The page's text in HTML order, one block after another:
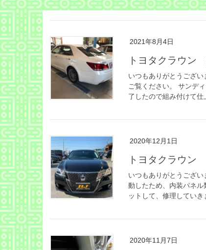
2021年8月4日
トヨタクラウン
いつもありがとうござい
ご覧ください。 サンデ
了したので組み付けて
2020年12月1日
トヨタクラウ
いつもありがとうござ
動したため、内装パネ
ットして、修理してい
2020年11月7日